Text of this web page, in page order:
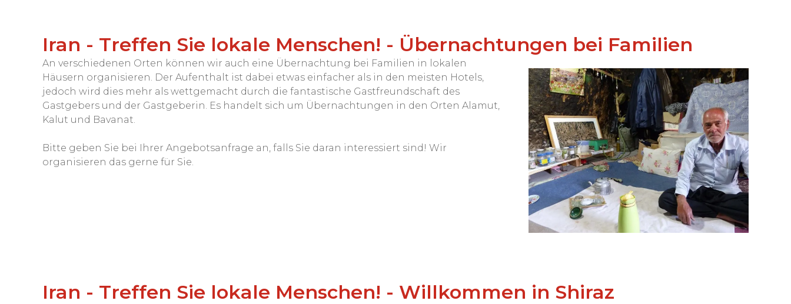
Iran - Treffen Sie lokale Menschen! - Übernachtungen bei Familien
An verschiedenen Orten können wir auch eine Übernachtung bei Familien in lokalen
Häusern organisieren. Der Aufenthalt ist dabei etwas einfacher als in den meisten Hotels,
jedoch wird dies mehr als wettgemacht durch die fantastische Gastfreundschaft des
Gastgebers und der Gastgeberin. Es handelt sich um Übernachtungen in den Orten Alamut,
Kalut und Bavanat.
Bitte geben Sie bei Ihrer Angebotsanfrage an, falls Sie daran interessiert sind! Wir
organisieren das gerne für Sie.
Iran - Treffen Sie lokale Menschen! - Willkommen in Shiraz